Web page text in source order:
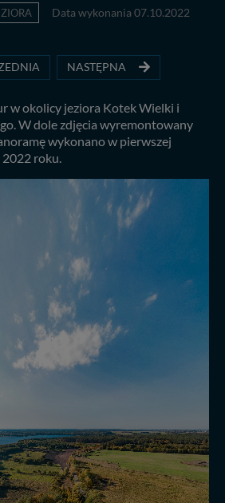
Data wykonania 07.10.2022
NASTĘPNA
w okolicy jeziora Kotek Wielki i
W dole zdjęcia wyremontowany
wykonano w pierwszej
roku.